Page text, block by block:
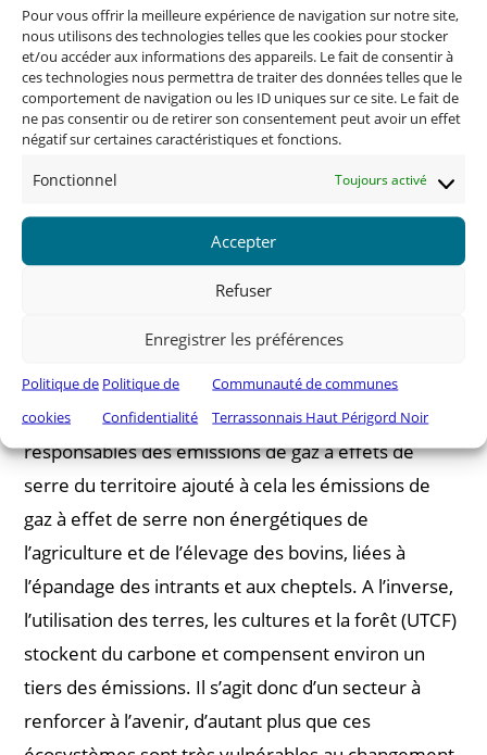
Pour vous offrir la meilleure expérience de navigation sur notre site,
nous utilisons des technologies telles que les cookies pour stocker
et/ou accéder aux informations des appareils. Le fait de consentir à
ces technologies nous permettra de traiter des données telles que le
comportement de navigation ou les ID uniques sur ce site. Le fait de
ne pas consentir ou de retirer son consentement peut avoir un effet
négatif sur certaines caractéristiques et fonctions.
Fonctionnel Toujours activé
Accepter
Refuser
Enregistrer les préférences
Politique de
cookies
Politique de
Confidentialité
Communauté de communes
Terrassonnais Haut Périgord Noir
territoire.
La Communauté de Communes Terrassonnais
Haut Périgord Noir se distingue des autres
territoires par une présence industrielle
importante. Les consommations énergétiques du
territoire ont un coût de 95 millions d’euros par an,
Les sources d’énergie utilisées sur le territoire
(produits pétroliers et gaz naturel) devant
l’électricité.
Les combustibles fossiles sont donc les premiers
responsables des émissions de gaz à effets de
serre du territoire ajouté à cela les émissions de
gaz à effet de serre non énergétiques de
l’agriculture et de l’élevage des bovins, liées à
l’épandage des intrants et aux cheptels. A l’inverse,
l’utilisation des terres, les cultures et la forêt (UTCF)
stockent du carbone et compensent environ un
tiers des émissions. Il s’agit donc d’un secteur à
renforcer à l’avenir, d’autant plus que ces